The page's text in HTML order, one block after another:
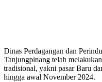
Dinas Perdagangan dan
Tanjungpinang telah
tradisional, yakni pasar Baru
hingga awal November 2024.